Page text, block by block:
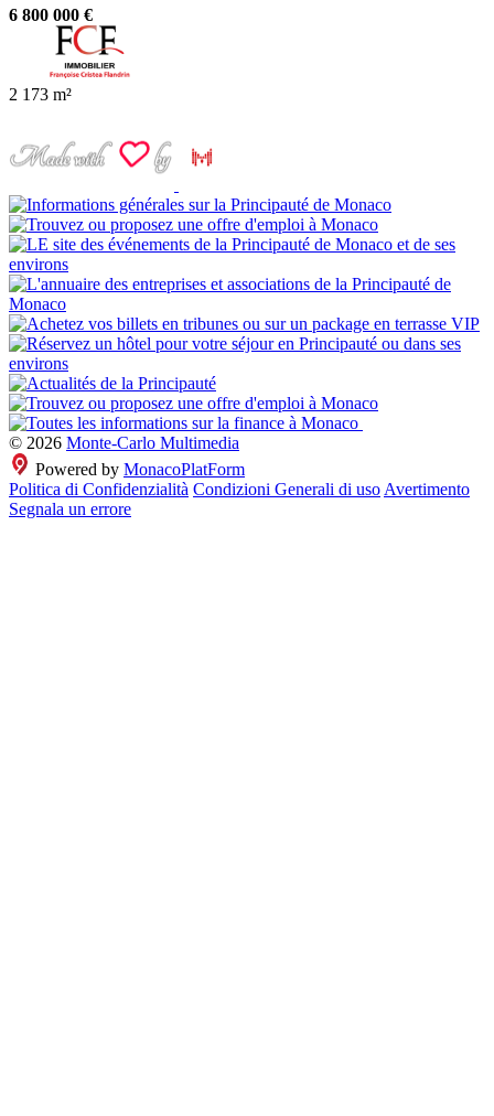
6 800 000 €
2 173 m²
© 2026 Monte-Carlo Multimedia
Powered by MonacoPlatForm
Politica di Confidenzialità Condizioni Generali di uso Avertimento
Segnala un errore